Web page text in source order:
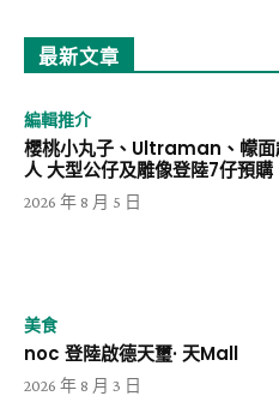
最新文章
編輯推介
櫻桃小丸子、Ultraman、幪面
人 大型公仔及雕像登陸7仔預購
2026 年 8 月 5 日
美食
noc 登陸啟德天璽· 天Mall
2026 年 8 月 3 日